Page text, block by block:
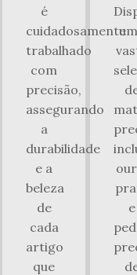
é
cuidadosamente
trabalhado
com
precisão,
assegurando
a
durabilidade
e a
beleza
de
cada
artigo
que
e